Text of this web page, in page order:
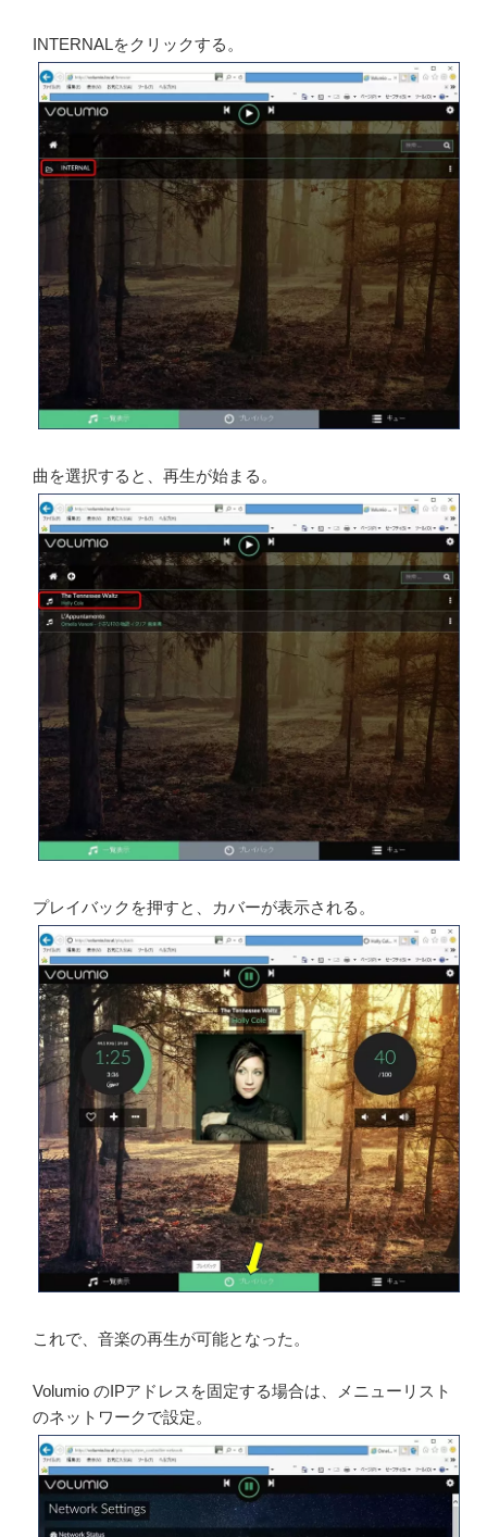
INTERNALをクリックする。
曲を選択すると、再生が始まる。
プレイバックを押すと、カバーが表示される。
これで、音楽の再生が可能となった。
Volumio のIPアドレスを固定する場合は、メニューリスト
のネットワークで設定。